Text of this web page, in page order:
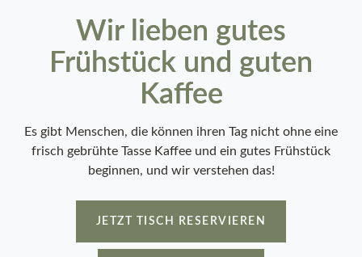
Wir lieben gutes
Frühstück und guten
Kaffee
Es gibt Menschen, die können ihren Tag nicht ohne eine
frisch gebrühte Tasse Kaffee und ein gutes Frühstück
beginnen, und wir verstehen das!
JETZT TISCH RESERVIEREN